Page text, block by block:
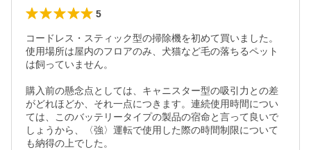
5
コードレス・スティック型の掃除機を初めて買いました。
使用場所は屋内のフロアのみ、犬猫など毛の落ちるペット
は飼っていません。
購入前の懸念点としては、キャニスター型の吸引力との差
がどれほどか、それ一点につきます。連続使用時間につい
ては、このバッテリータイプの製品の宿命と言って良いで
しょうから、〈強〉運転で使用した際の時間制限について
も納得の上でした。